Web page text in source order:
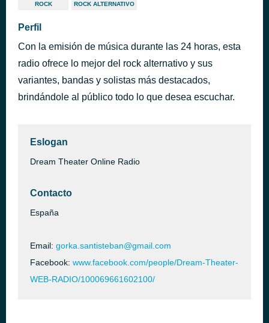
ROCK ROCK ALTERNATIVO
Perfil
Con la emisión de música durante las 24 horas, esta
radio ofrece lo mejor del rock alternativo y sus
variantes, bandas y solistas más destacados,
brindándole al público todo lo que desea escuchar.
Eslogan
Dream Theater Online Radio
Contacto
España
Email: gorka.santisteban@gmail.com
Facebook: www.facebook.com/people/Dream-Theater-
WEB-RADIO/100069661602100/